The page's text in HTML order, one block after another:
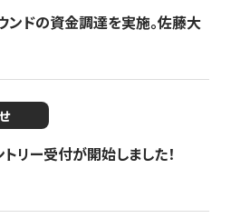
ンドの資金調達を実施。佐藤大
リー受付が開始しました！